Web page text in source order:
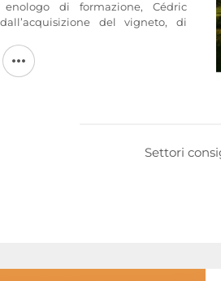
di formazione, Cédric
del vigneto, di
Bio e, dal 2018, ha ottenuto la
sue pratiche biodinamiche, per
Diaclase e Sous la Croix.Settori